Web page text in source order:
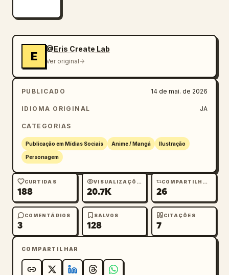
E
@Eris Create Lab
Ver original
PUBLICADO 14 de mai. de 2026
IDIOMA ORIGINAL JA
CATEGORIAS
Publicação em Mídias Sociais Anime / Mangá Ilustração
Personagem
CURTIDAS
188
VISUALIZAÇÕES
20.7K
COMPARTILHAMENTOS
26
COMENTÁRIOS
3
SALVOS
128
CITAÇÕES
7
COMPARTILHAR